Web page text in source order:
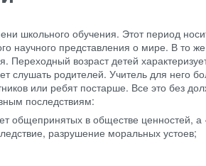
школьного обучения. Этот период
научного представления о мире. В то
Переходный возраст детей
слушать родителей. Учитель для него
или ребят постарше. Все это без
последствиям:
общепринятых в обществе ценностей, а
разрушение моральных устоев;